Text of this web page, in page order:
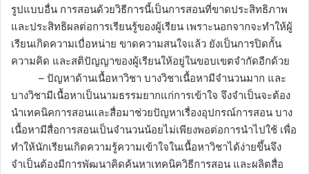
รูปแบบอื่น การสอนด้วยวิธีการนี้เป็นการสอนที่ขาดประสิทธิภาพ
และประสิทธิผลต่อการเรียนรู้ของผู้เรียน เพราะนอกจากจะทำให้ผู้
เรียนเกิดความเบื่อหน่าย ขาดความสนใจแล้ว ยังเป็นการปิดกั้น
ความคิด และสติปัญญาของผู้เรียนให้อยู่ในขอบเขตจำกัดอีกด้วย
– ปัญหาด้านเนื้อหาวิชา บางวิชาเนื้อหามีจำนวนมาก และ
บางวิชามีเนื้อหาเป็นนามธรรมยากแก่การเข้าใจ จึงจำเป็นจะต้อง
นำเทคนิคการสอนและสื่อมาช่วยปัญหาเรื่องอุปกรณ์การสอน บาง
เนื้อหามีสื่อการสอนเป็นจำนวนน้อยไม่เพียงพอต่อการนำไปใช้ เพื่อ
ทำให้นักเรียนเกิดความรู้ความเข้าใจในเนื้อหาวิชาได้ง่ายขึ้นจึง
จำเป็นต้องมีการพัฒนาคิดค้นหาเทคนิควิธีการสอน และผลิตสื่อ